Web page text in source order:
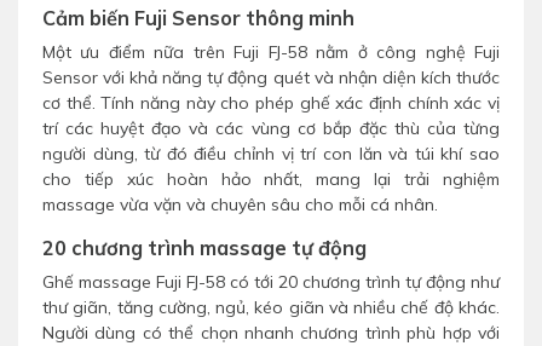
Cảm biến Fuji Sensor thông minh
Một ưu điểm nữa trên Fuji FJ-58 nằm ở công nghệ Fuji
Sensor với khả năng tự động quét và nhận diện kích thước
cơ thể. Tính năng này cho phép ghế xác định chính xác vị
trí các huyệt đạo và các vùng cơ bắp đặc thù của từng
người dùng, từ đó điều chỉnh vị trí con lăn và túi khí sao
cho tiếp xúc hoàn hảo nhất, mang lại trải nghiệm
massage vừa vặn và chuyên sâu cho mỗi cá nhân.
20 chương trình massage tự động
Ghế massage Fuji FJ-58 có tới 20 chương trình tự động như
thư giãn, tăng cường, ngủ, kéo giãn và nhiều chế độ khác.
Người dùng có thể chọn nhanh chương trình phù hợp với